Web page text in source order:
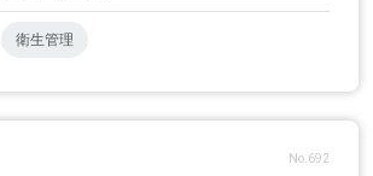
衛生管理
No.692